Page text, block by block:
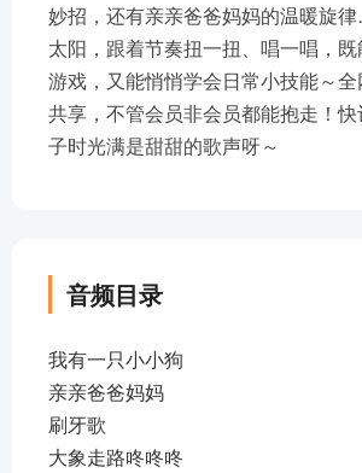
妙招，还有亲亲爸爸妈妈的温暖旋
太阳，跟着节奏扭一扭、唱一唱，
游戏，又能悄悄学会日常小技能～
共享，不管会员非会员都能抱走！
子时光满是甜甜的歌声呀～
音频目录
我有一只小小狗
亲亲爸爸妈妈
刷牙歌
大象走路咚咚咚